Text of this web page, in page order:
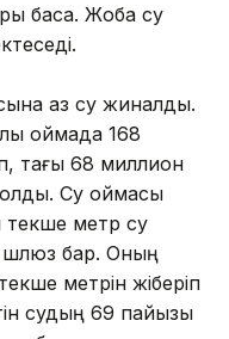
басқа. Жоба су
аз су жиналды.
қоймада 168
тағы 68 миллион
Су қоймасы
текше метр су
шлюз бар. Оның
метрін жіберіп
судың 69 пайызы